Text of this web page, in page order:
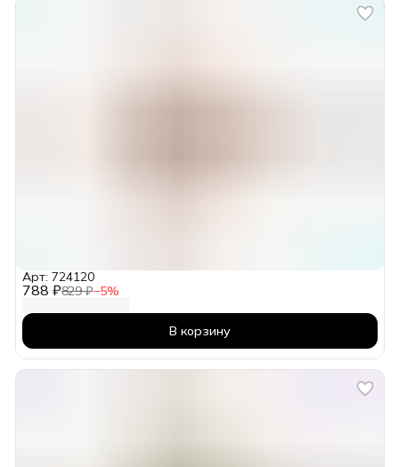
788 ₽829 ₽−5%
Арт: 724120
В корзину